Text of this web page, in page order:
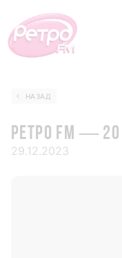
НАЗАД
РЕТРО FM —
29.12.2023